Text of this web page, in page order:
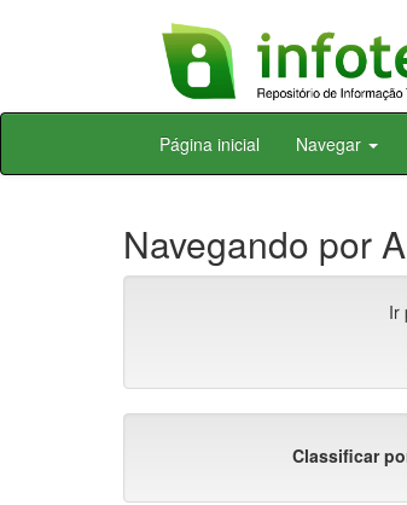
Skip
Página inicial Navegar
Navegando por
Ir
Classificar